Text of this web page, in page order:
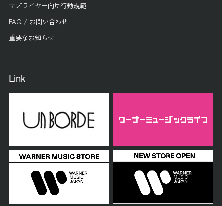
サプライヤー向け行動規範
FAQ / お問い合わせ
重要なお知らせ
Link